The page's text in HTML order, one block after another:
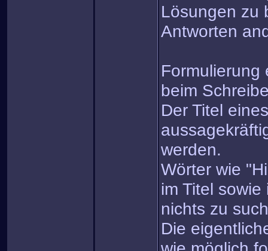
Lösungen zu
Antworten
Formulierung
beim
Der Titel
werden.
Wörter wie
im Titel
nichts zu
Die